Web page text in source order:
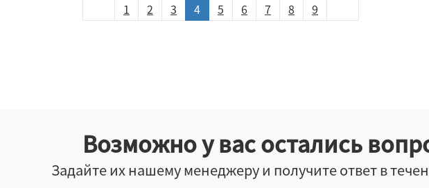
1 2 3 4 5 6 7 8 9
Возможно у вас остались
Задайте их нашему менеджеру и получите ответ в